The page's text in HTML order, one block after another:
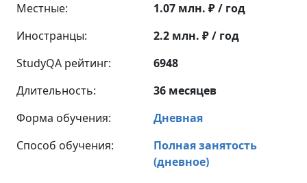
Местные:
1.07 млн. ₽ / год
Иностранцы:
2.2 млн. ₽ / год
StudyQA рейтинг:
6948
Длительность:
36 месяцев
Форма обучения:
Дневная
Способ обучения:
Полная занятость
(дневное)